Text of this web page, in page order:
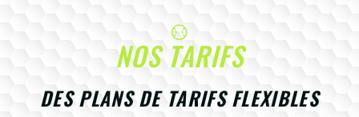
NOS TARIFS
DES PLANS DE TARIFS FLEXIBLES